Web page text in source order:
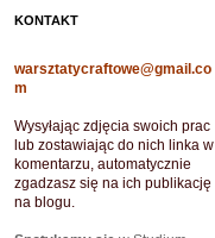
KONTAKT
warsztatycraftowe@gmail.co
m
Wysyłając zdjęcia swoich prac
lub zostawiając do nich linka w
komentarzu, automatycznie
zgadzasz się na ich publikację
na blogu.